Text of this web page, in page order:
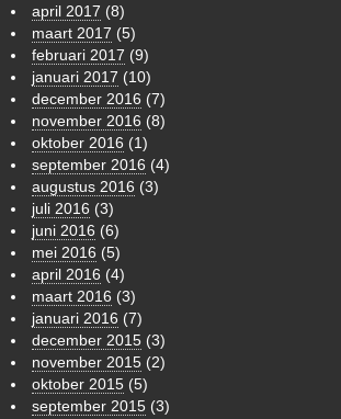
april 2017 (8)
maart 2017 (5)
februari 2017 (9)
januari 2017 (10)
december 2016 (7)
november 2016 (8)
oktober 2016 (1)
september 2016 (4)
augustus 2016 (3)
juli 2016 (3)
juni 2016 (6)
mei 2016 (5)
april 2016 (4)
maart 2016 (3)
januari 2016 (7)
december 2015 (3)
november 2015 (2)
oktober 2015 (5)
september 2015 (3)